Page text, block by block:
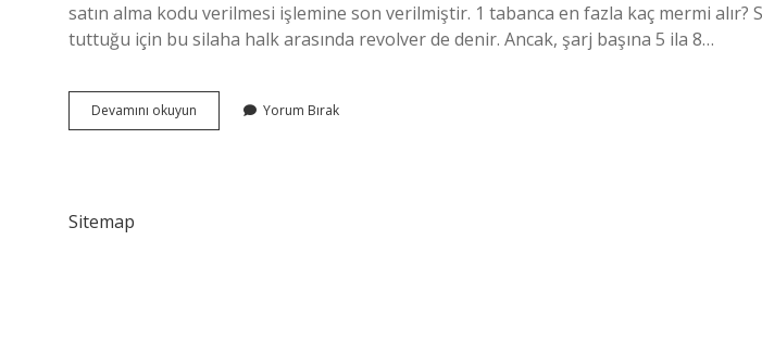
satın alma kodu verilmesi işlemine son verilmiştir. 1 tabanca en fazla kaç mermi alır?
tuttuğu için bu silaha halk arasında revolver de denir. Ancak, şarj başına 5 ila 8…
Devamını okuyun
Yılda
Yorum Bırak
Sitemap